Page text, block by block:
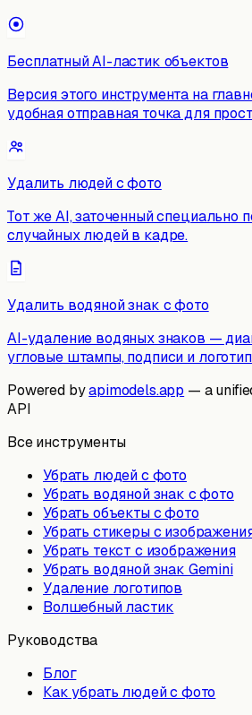
Бесплатный AI-ластик объектов
Версия этого инструмента на
удобная отправная точка для
Удалить людей с фото
Тот же AI, заточенный специально
случайных людей в кадре.
Удалить водяной знак с фото
AI-удаление водяных знаков —
угловые штампы, подписи и
Powered byapimodels.app — a
API
Все инструменты
Убрать людей с фото
Убрать водяной знак с фото
Убрать объекты с фото
Убрать стикеры с
Убрать текст с изображения
Убрать водяной знак Gemini
Удаление логотипов
Волшебный ластик
Руководства
Блог
Как убрать людей с фото